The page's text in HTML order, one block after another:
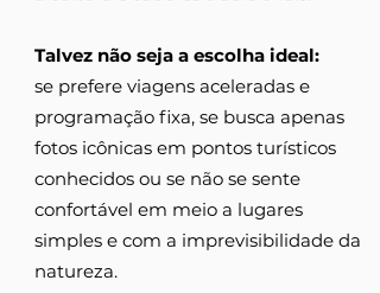
Talvez não seja a escolha ideal:
se prefere viagens aceleradas e
programação fixa, se busca apenas
fotos icônicas em pontos turísticos
conhecidos ou se não se sente
confortável em meio a lugares
simples e com a imprevisibilidade da
natureza.